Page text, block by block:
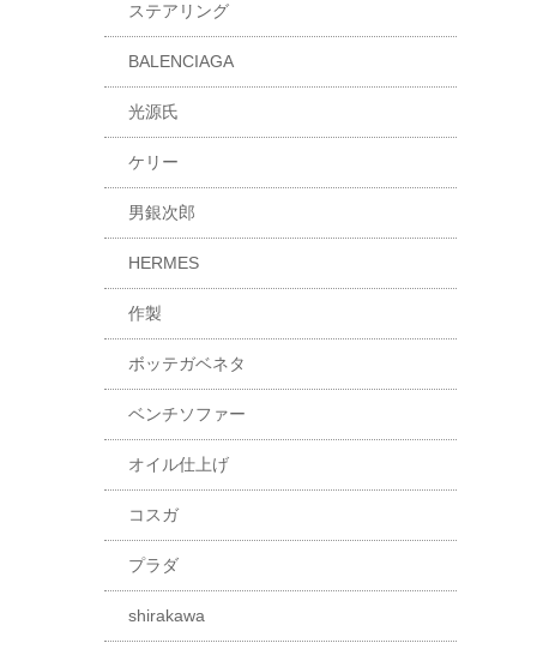
ステアリング
BALENCIAGA
光源氏
ケリー
男銀次郎
HERMES
作製
ボッテガベネタ
ベンチソファー
オイル仕上げ
コスガ
プラダ
shirakawa